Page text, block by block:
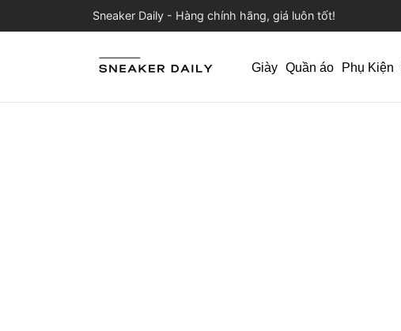
Sneaker Daily - Hàng chính hãng, giá luôn tốt!
Giày Quần áo Phụ Kiện